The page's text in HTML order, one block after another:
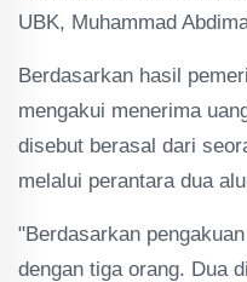
UBK, Muhammad
Berdasarkan hasil
mengakui menerima
disebut berasal dari
melalui perantara dua
"Berdasarkan
dengan tiga orang. Dua